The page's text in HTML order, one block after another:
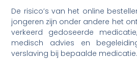
De risico’s van het online
jongeren zijn onder andere het
verkeerd gedoseerde
medisch advies en
verslaving bij bepaalde medicatie.